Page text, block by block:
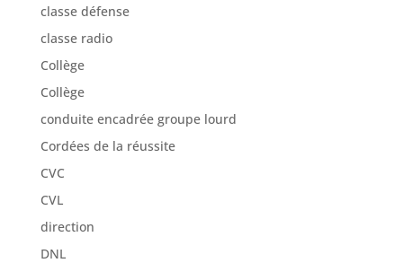
classe défense
classe radio
Collège
Collège
conduite encadrée groupe lourd
Cordées de la réussite
CVC
CVL
direction
DNL